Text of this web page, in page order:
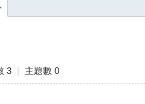
3 | 主題數 0